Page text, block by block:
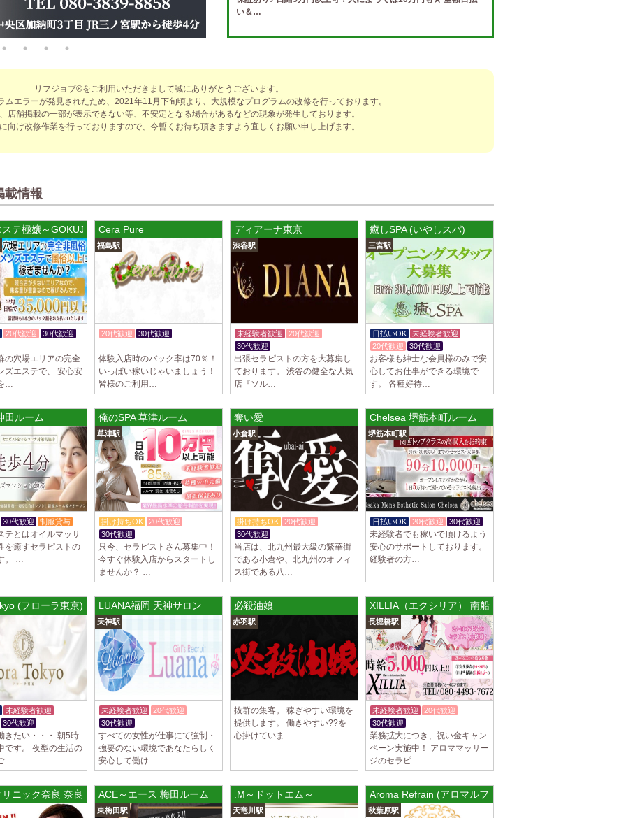
い＆…
2025/04/14[小倉駅]
歩合率・RANK昇格制度 給与保証・アリバイ対策・送迎など、 快
費負…
2025/04/14[春日井駅]
制服あり、ノルマ、罰金なし 高額報酬が稼げるだけでなく、高待
2025/04/12[伏見駅]
sirena (シレーナ) 錦ルーム
制服あり、ノルマ、罰金なし 高額報酬が稼げるだけでなく、高待
遇や手厚い福利厚生を完備しております！ぜひご活用ください♪
指名…
2025/04/09[藤が丘駅]
sirena (シレーナ) 名東ルーム
制服あり、ノルマ、罰金なし 高額報酬が稼げるだけでなく、高待
遇や手厚い福利厚生を完備しております！ぜひご活用ください♪
指名…
2025/04/08 [勝川駅]
Cat’s (キャッツ)
営業時間内でいつでも可能。 交通費支給あり 一緒に働いてくだ
さ…
2025/04/05[日本橋駅]
Aroma de Banana (あろばな)
オープンにつきセラピスト大募集！！ 求人探しに苦労されている
貴方様に朗報です！ 当店では講習制度を徹底しています。 セクハ
2025/04/04
LoveCHU (ラブチュ) 吉祥寺ルーム
やる気のあるセラピスト大募集！ 「本気で稼ぎたい！」「もっと
人気セラピストになりたい！」 そんなあなたを全力でサポートし
2025/04/04[渋谷駅]
LoveCHU (ラブチュ) 渋谷ルーム
やる気のあるセラピスト大募集！ 「本気で稼ぎたい！」「もっと
人気セラピストになりたい！」 そんなあなたを全力でサポートし
ます…
2025/04/02[千歳烏山駅]
LoveCHU (ラブチュ) 千歳烏山ルーム
やる気のあるセラピスト大募集！ 「本気で稼ぎたい！」「もっと
人気セラピストになりたい！」 そんなあなたを全力でサポートし
Diamond～ダイヤモンド～
只今NEW OPENにつきセラピストが不足しています！ 今後も新規
リフジョブ®をご利用いただきまして誠にありがとうございます。
ムエラーが発見されたため、2021年11月下旬頃より、大規模なプログラムの改修を行っております。
店舗掲載の一部が表示できない等、不安定となる場合があるなどの現象が発生しております。
向け改修作業を行っておりますので、今暫くお待ち頂きますよう宜しくお願い申し上げます。
載情報
ステ極嬢～GOKUJOU～ 大森海岸店
20代歓迎
30代歓迎
の穴場エリアの完全
ズエステで、 安心安
…
Cera Pure
福島駅
20代歓迎
30代歓迎
体験入店時のバック率は70％！
いっぱい稼いじゃいましょう！
皆様のご利用…
ディアーナ東京
渋谷駅
未経験者歓迎
20代歓迎
30代歓迎
出張セラピストの方を大募集し
ております。 渋谷の健全な人気
店『ソル…
癒しSPA (いやしスパ)
三宮駅
日払いOK
未経験者歓迎
20代歓迎
30代歓迎
お客様も紳士な会員様のみで安
心してお仕事ができる環境で
す。 各種好待…
田ルーム
30代歓迎 制服貸与
テとはオイルマッサ
を癒すセラピストの
。 …
俺のSPA 草津ルーム
草津駅
掛け持ちOK
20代歓迎
30代歓迎
只今、セラピストさん募集中！
今すぐ体験入店からスタートし
ませんか？ …
奪い愛
小倉駅
掛け持ちOK
20代歓迎
30代歓迎
当店は、北九州最大級の繁華街
である小倉や、北九州のオフィ
ス街である八…
Chelsea 堺筋本町ルーム
堺筋本町駅
日払いOK 20代歓迎 30代歓迎
未経験者でも稼いで頂けるよう
安心のサポートしております。
経験者の方…
(フローラ東京) 六本木ルーム
未経験者歓迎
30代歓迎
きたい・・・ 朝5時
です。 夜型の生活の
…
LUANA福岡 天神サロン
天神駅
未経験者歓迎
20代歓迎
30代歓迎
すべての女性が仕事にて強制・
強要のない環境であなたらしく
安心して働け…
必殺油娘
赤羽駅
抜群の集客。 稼ぎやすい環境を
提供します。 働きやすい??を
心掛けていま…
XILLIA（エクシリア） 南船場ルーム
長堀橋駅
未経験者歓迎
20代歓迎
30代歓迎
業務拡大につき、祝い金キャン
ペーン実施中！ アロママッサー
ジのセラピ…
ニック奈良 奈良店 ACE～エース 梅田ルーム
東梅田駅
.M～ドットエム～
天竜川駅
Aroma Refrain (アロマルフラン) 秋葉原ルーム
秋葉原駅